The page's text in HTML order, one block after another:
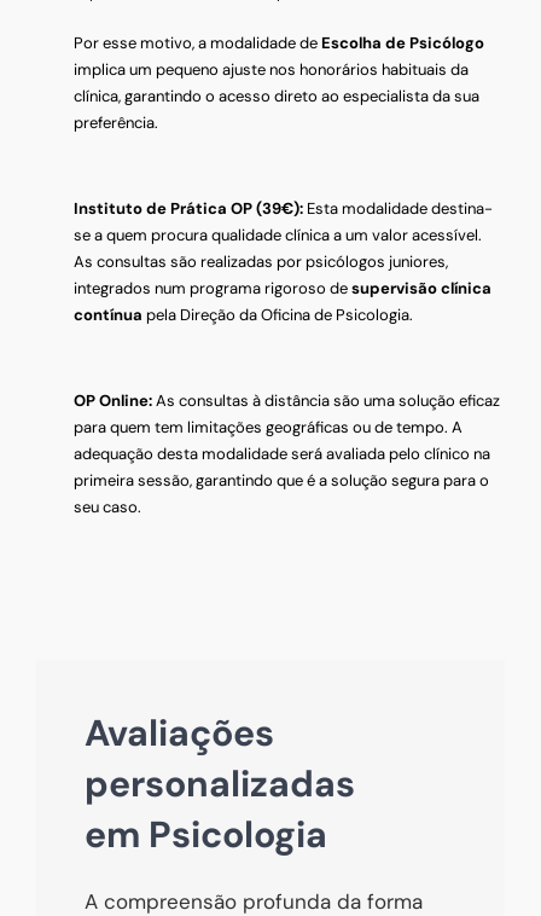
Por esse motivo, a modalidade deEscolha de Psicólogo
implica um pequeno ajuste nos honorários habituais da
clínica, garantindo o acesso direto ao especialista da sua
preferência.
Instituto de Prática OP (39€): Esta modalidade destina-
se a quem procura qualidade clínica a um valor acessível.
As consultas são realizadas por psicólogos juniores,
integrados num programa rigoroso desupervisão clínica
contínua pela Direção da Oficina de Psicologia.
OP Online:As consultas à distância são uma solução eficaz
para quem tem limitações geográficas ou de tempo. A
adequação desta modalidade será avaliada pelo clínico na
primeira sessão, garantindo que é a solução segura para o
seu caso.
Avaliações
personalizadas
em Psicologia
A compreensão profunda da forma